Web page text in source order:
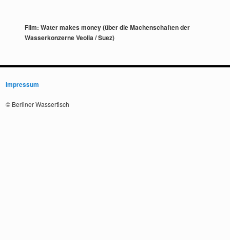
Film: Water makes money (über die Machenschaften der
Wasserkonzerne Veolia / Suez)
Impressum
© Berliner Wassertisch